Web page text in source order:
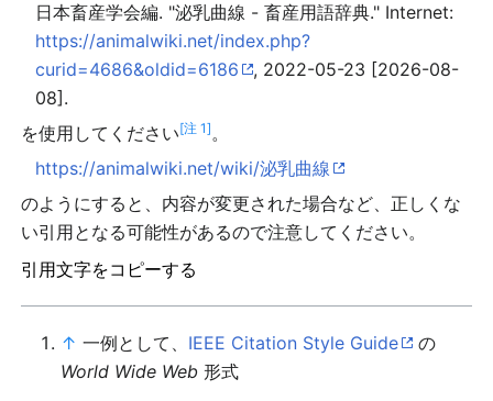
日本畜産学会編. "泌乳曲線 - 畜産用語辞典." Internet:
https://animalwiki.net/index.php?
curid=4686&oldid=6186
, 2022-05-23 [2026-08-
08].
を使用してください[注 1]。
https://animalwiki.net/wiki/泌乳曲線
のようにすると、内容が変更された場合など、正しくな
い引用となる可能性があるので注意してください。
引用文字をコピーする
↑ 一例として、 IEEE Citation Style Guide
の
World Wide Web 形式